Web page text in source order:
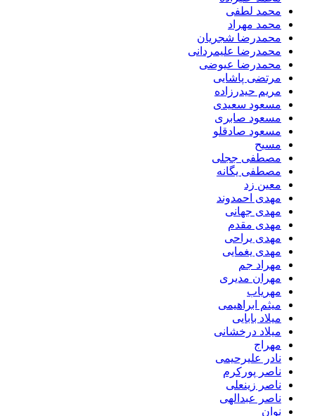
محمد لطفی
محمد مهراد
محمدرضا شجریان
محمدرضا علیمردانی
محمدرضا عیوضی
مرتضی پاشایی
مریم حیدرزاده
مسعود سعیدی
مسعود صابری
مسعود صادقلو
مسیح
مصطفی ججلی
مصطفی یگانه
معین زد
مهدی احمدوند
مهدی جهانی
مهدی مقدم
مهدی یراحی
مهدی یغمایی
مهراد جم
مهران مدیری
مهریاب
میثم ابراهیمی
میلاد بابایی
میلاد درخشانی
مهراج
نادر علیرحیمی
ناصر پورکرم
ناصر زینعلی
ناصر عبدالهی
نوان